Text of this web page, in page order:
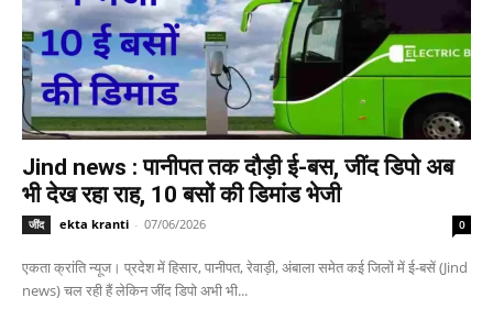
Jind news : पानीपत तक दौड़ी ई-बस, जींद डिपो अब
भी देख रहा राह, 10 बसों की डिमांड भेजी
जींद ekta kranti - 07/06/2026 0
एकता क्रांति न्यूज। प्रदेश में हिसार, पानीपत, रेवाड़ी, अंबाला समेत कई जिलों में ई-बसें (Jind
news) चल रही हैं लेकिन जींद डिपो अभी भी...